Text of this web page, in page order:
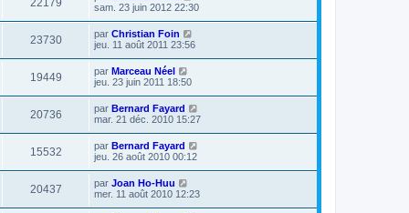
22179
sam. 23 juin 2012 22:30
23730 par Christian Foin
jeu. 11 août 2011 23:56
19449 par Marceau Néel
jeu. 23 juin 2011 18:50
20736 par Bernard Fayard
mar. 21 déc. 2010 15:27
15532 par Bernard Fayard
jeu. 26 août 2010 00:12
20437 par Joan Ho-Huu
mer. 11 août 2010 12:23